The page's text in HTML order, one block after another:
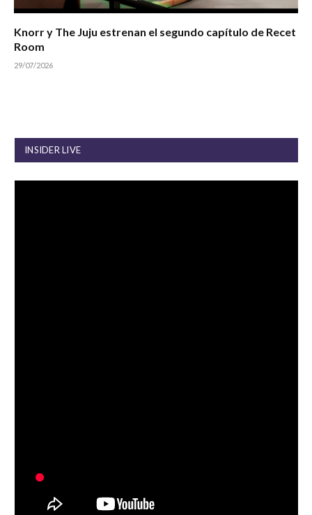
Knorr y The Juju estrenan el segundo capítulo de Recet
Room
29/07/2026
INSIDER LIVE